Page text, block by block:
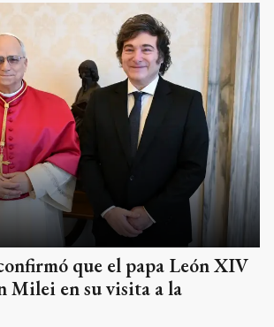
que el papa León XIV
Milei en su visita a la